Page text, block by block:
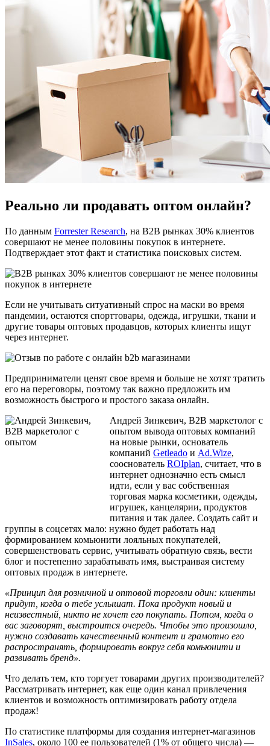
Реально ли продавать оптом онлайн?
По данным Forrester Research, на B2B рынках 30% клиентов
совершают не менее половины покупок в интернете.
Подтверждает этот факт и статистика поисковых систем.
Если не учитывать ситуативный спрос на маски во время
пандемии, остаются спорттовары, одежда, игрушки, ткани и
другие товары оптовых продавцов, которых клиенты ищут
через интернет.
Предприниматели ценят свое время и больше не хотят тратить
его на переговоры, поэтому так важно предложить им
возможность быстрого и простого заказа онлайн.
Андрей Зинкевич, B2B маркетолог с
опытом вывода оптовых компаний
на новые рынки, основатель
компаний Getleado и Ad.Wize,
сооснователь ROIplan, считает, что в
интернет однозначно есть смысл
идти, если у вас собственная
торговая марка косметики, одежды,
игрушек, канцелярии, продуктов
питания и так далее. Создать сайт и
группы в соцсетях мало: нужно будет работать над
формированием комьюнити лояльных покупателей,
совершенствовать сервис, учитывать обратную связь, вести
блог и постепенно зарабатывать имя, выстраивая систему
оптовых продаж в интернете.
«Принцип для розничной и оптовой торговли один: клиенты
придут, когда о тебе услышат. Пока продукт новый и
неизвестный, никто не хочет его покупать. Потом, когда о
вас заговорят, выстроится очередь. Чтобы это произошло,
нужно создавать качественный контент и грамотно его
распространять, формировать вокруг себя комьюнити и
развивать бренд».
Что делать тем, кто торгует товарами других производителей?
Рассматривать интернет, как еще один канал привлечения
клиентов и возможность оптимизировать работу отдела
продаж!
По статистике платформы для создания интернет-магазинов
InSales, около 100 ее пользователей (1% от общего числа) —